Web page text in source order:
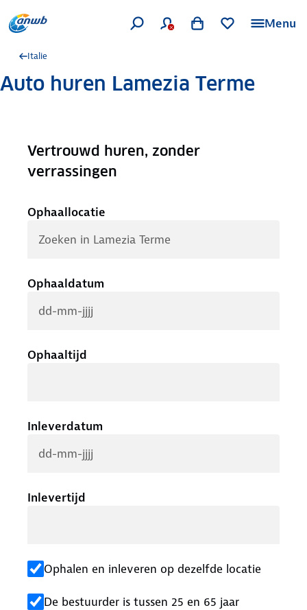
Menu
Italie
Auto huren Lamezia Terme
Vertrouwd huren, zonder
verrassingen
Ophaallocatie
Ophaaldatum
Ophaaltijd
Inleverdatum
Inlevertijd
Ophalen en inleveren op dezelfde locatie
De bestuurder is tussen 25 en 65 jaar